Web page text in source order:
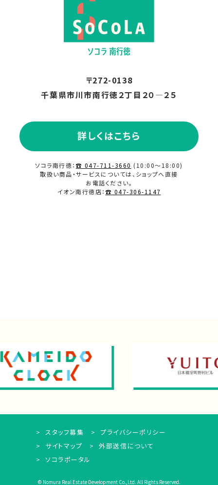
〒272-0138
千葉県市川市南行徳２丁目２０―２５
詳しくはこちら
ソコラ南行徳： ☎ 047-711-3660 (10:00～18:00)
取扱い商品・サービスについては、ショップへ直接
お電話ください。
イオン南行徳店： ☎ 047-306-1147
スタッフ募集
プライバシーポリシー
サイトマップ
外部送信について
ソコラポータル
© Nomura Real Estate Development Co.,Ltd. All Rights Reserved.